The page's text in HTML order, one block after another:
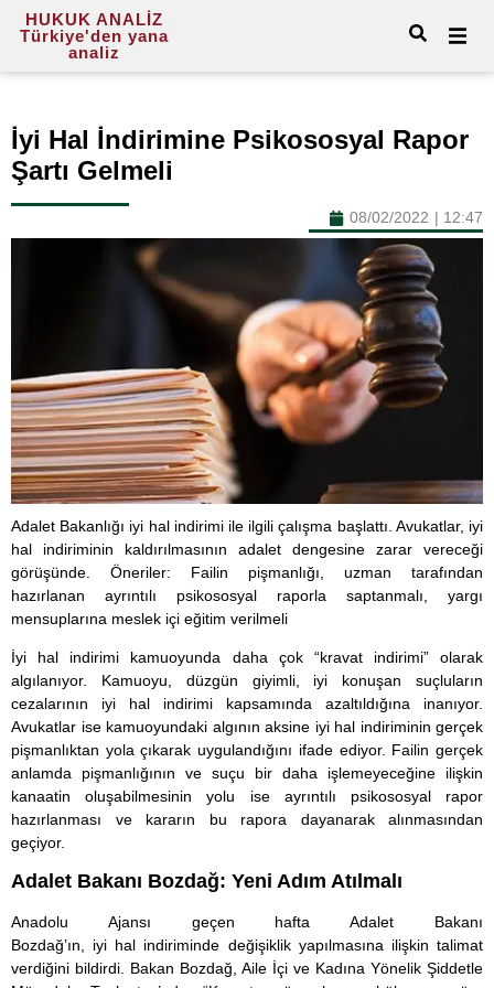
HUKUK ANALİZ
Türkiye'den yana
analiz
İyi Hal İndirimine Psikososyal Rapor
Şartı Gelmeli
08/02/2022 | 12:47
Adalet Bakanlığı iyi hal indirimi ile ilgili çalışma başlattı. Avukatlar, iyi
hal indiriminin kaldırılmasının adalet dengesine zarar vereceği
görüşünde. Öneriler: Failin pişmanlığı, uzman tarafından
hazırlanan ayrıntılı psikososyal raporla saptanmalı, yargı
mensuplarına meslek içi eğitim verilmeli
İyi hal indirimi kamuoyunda daha çok “kravat indirimi” olarak
algılanıyor. Kamuoyu, düzgün giyimli, iyi konuşan suçluların
cezalarının iyi hal indirimi kapsamında azaltıldığına inanıyor.
Avukatlar ise kamuoyundaki algının aksine iyi hal indiriminin gerçek
pişmanlıktan yola çıkarak uygulandığını ifade ediyor. Failin gerçek
anlamda pişmanlığının ve suçu bir daha işlemeyeceğine ilişkin
kanaatin oluşabilmesinin yolu ise ayrıntılı psikososyal rapor
hazırlanması ve kararın bu rapora dayanarak alınmasından
geçiyor.
Adalet Bakanı Bozdağ: Yeni Adım Atılmalı
Anadolu Ajansı geçen hafta Adalet Bakanı
Bozdağ’ın, iyi hal indiriminde değişiklik yapılmasına ilişkin talimat
verdiğini bildirdi. Bakan Bozdağ, Aile İçi ve Kadına Yönelik Şiddetle